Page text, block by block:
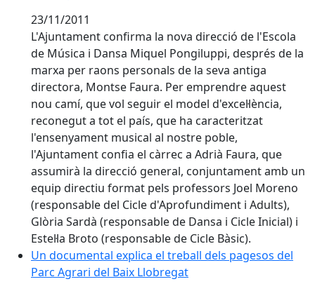
23/11/2011
L'Ajuntament confirma la nova direcció de l'Escola
de Música i Dansa Miquel Pongiluppi, després de la
marxa per raons personals de la seva antiga
directora, Montse Faura. Per emprendre aquest
nou camí, que vol seguir el model d'excel·lència,
reconegut a tot el país, que ha caracteritzat
l'ensenyament musical al nostre poble,
l'Ajuntament confia el càrrec a Adrià Faura, que
assumirà la direcció general, conjuntament amb un
equip directiu format pels professors Joel Moreno
(responsable del Cicle d'Aprofundiment i Adults),
Glòria Sardà (responsable de Dansa i Cicle Inicial) i
Estel·la Broto (responsable de Cicle Bàsic).
Un documental explica el treball dels pagesos del
Un documental explica el treball dels pagesos del
Parc Agrari del Baix Llobregat